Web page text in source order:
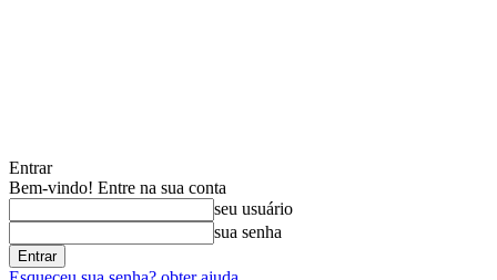
Entrar
Bem-vindo! Entre na sua conta
seu usuário
sua senha